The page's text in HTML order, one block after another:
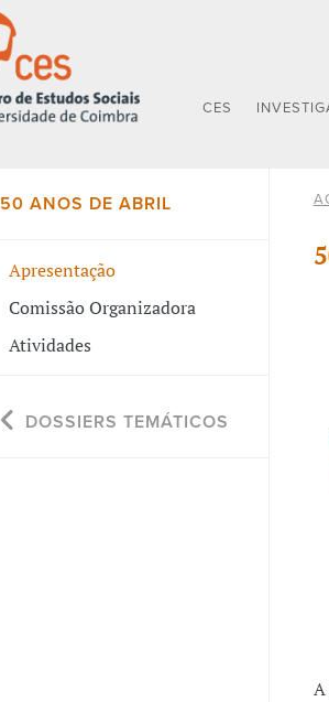
CES
50 ANOS DE ABRIL
Apresentação
Comissão Organizadora
Atividades
DOSSIERS TEMÁTICOS